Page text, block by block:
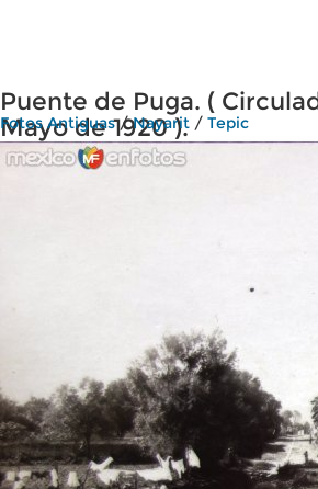
Puente de Puga. (
Mayo de 1920 ).
Fotos Antiguas/Nayarit / Tepic